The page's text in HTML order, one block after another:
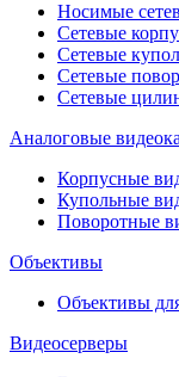
Носимые
Сетевые
Сетевые
Сетевые
Сетевые
Аналоговые
Корпусные
Купольные
Поворотные
Объективы
Объективы
Видеосерверы